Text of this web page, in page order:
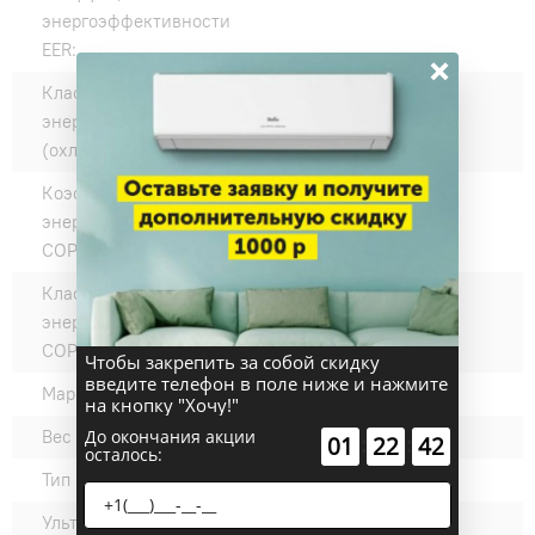
энергоэффективности
EER:
Класс
энергоэффективности EER
(охлаждение):
Коэффициент
энергоэффективности
COP:
3.64
Класс
энергоэффективности
COP (нагрев):
A
Марка компрессора:
GMCC
Вес внешнего блока, кг:
Тип компрессора:
Ротационный
Ультрафиолетовое
нет
×
Чтобы закрепить за собой скидку
введите телефон в поле ниже и нажмите
на кнопку "Хочу!"
До окончания акции
осталось: 01 22 41